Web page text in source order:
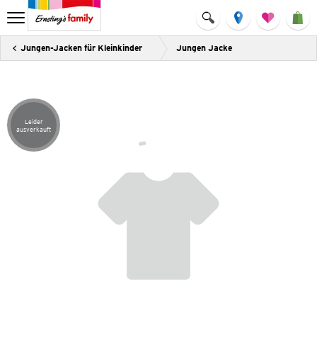
Jungen-Jacken für Kleinkinder Jungen Jacke
Artikel leider ausverkauft
Leider
ausverkauft